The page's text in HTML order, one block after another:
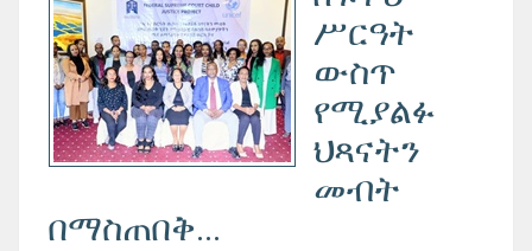
ሥርዓት
ውስጥ
የሚያልፉ
ህጻናትን
መብት
በማስጠበቅ...